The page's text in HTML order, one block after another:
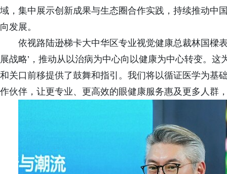
域，集中展示创新成果与生态圈合作实践，持续推动中
向发展。
依视路陆逊梯卡大中华区专业视觉健康总裁林国樑
展战略’，推动从以治病为中心向以健康为中心转变。
和关口前移提供了鼓舞和指引。我们将以循证医学为基
作伙伴，让更专业、更高效的眼健康服务惠及更多人群